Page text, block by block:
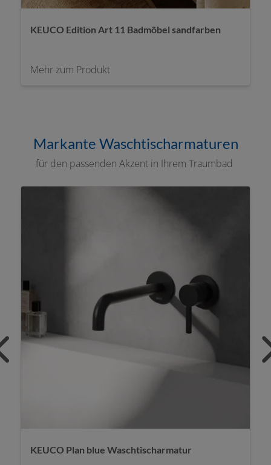
KEUCO Edition Art 11 Badmöbel sandfarben
Mehr zum Produkt
Markante Waschtischarmaturen
für den passenden Akzent in Ihrem Traumbad
KEUCO Plan blue Waschtischarmatur